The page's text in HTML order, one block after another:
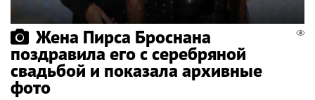
Жена Пирса Броснана
поздравила его с серебряной
свадьбой и показала архивные
фото